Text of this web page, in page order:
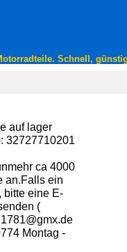
Schnell,
auf lager
32727710201
ca 4000
an.Falls ein
bitte eine E-
(
Montag -